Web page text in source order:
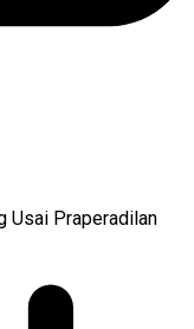
Usai Praperadilan